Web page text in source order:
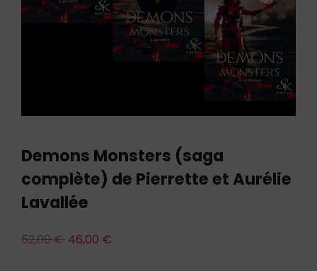
Demons Monsters (saga
complète) de Pierrette et Aurélie
Lavallée
52,00€ 46,00 €